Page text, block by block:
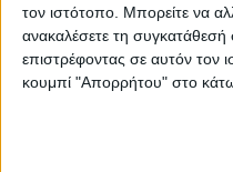
τον ιστότοπο. Μπορείτε να
ανακαλέσετε τη
επιστρέφοντας σε αυτόν τον
κουμπί "Απορρήτου" στο κάτω
Σταυροχώρι | Α